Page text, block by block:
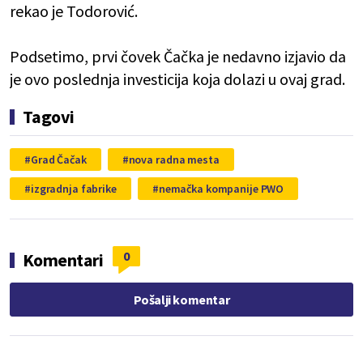
rekao je Todorović.
Podsetimo, prvi čovek Čačka je nedavno izjavio da
je ovo poslednja investicija koja dolazi u ovaj grad.
Tagovi
Grad Čačak
nova radna mesta
izgradnja fabrike
nemačka kompanije PWO
Komentari 0
Pošalji komentar